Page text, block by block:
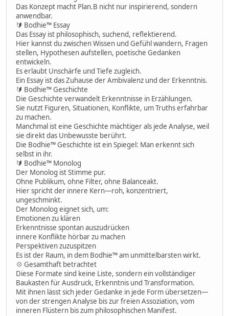
Das Konzept macht Plan.B nicht nur inspirierend, sondern
anwendbar.
🔰 Bodhie™ Essay
Das Essay ist philosophisch, suchend, reflektierend.
Hier kannst du zwischen Wissen und Gefühl wandern, Fragen
stellen, Hypothesen aufstellen, poetische Gedanken
entwickeln.
Es erlaubt Unschärfe und Tiefe zugleich.
Ein Essay ist das Zuhause der Ambivalenz und der Erkenntnis.
🔰 Bodhie™ Geschichte
Die Geschichte verwandelt Erkenntnisse in Erzählungen.
Sie nutzt Figuren, Situationen, Konflikte, um Truths erfahrbar
zu machen.
Manchmal ist eine Geschichte mächtiger als jede Analyse, weil
sie direkt das Unbewusste berührt.
Die Bodhie™ Geschichte ist ein Spiegel: Man erkennt sich
selbst in ihr.
🔰 Bodhie™ Monolog
Der Monolog ist Stimme pur.
Ohne Publikum, ohne Filter, ohne Balanceakt.
Hier spricht der innere Kern—roh, konzentriert,
ungeschminkt.
Der Monolog eignet sich, um:
Emotionen zu klären
Erkenntnisse spontan auszudrücken
innere Konflikte hörbar zu machen
Perspektiven zuzuspitzen
Es ist der Raum, in dem Bodhie™ am unmittelbarsten wirkt.
💠 Gesamthaft betrachtet
Diese Formate sind keine Liste, sondern ein vollständiger
Baukasten für Ausdruck, Erkenntnis und Transformation.
Mit ihnen lässt sich jeder Gedanke in jede Form übersetzen—
von der strengen Analyse bis zur freien Assoziation, vom
inneren Flüstern bis zum philosophischen Manifest.